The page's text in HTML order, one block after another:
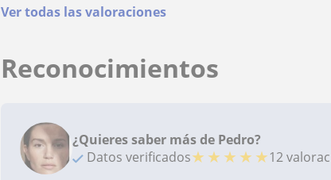
Ver todas las valoraciones
Reconocimientos
¿Quieres saber más de Pedro?
Datos verificados★ ★ ★ ★ ★12